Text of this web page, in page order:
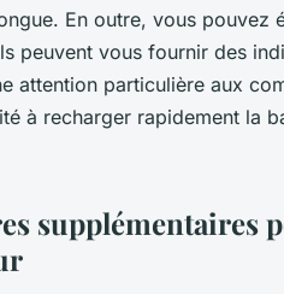
En outre, vous pouvez
peuvent vous fournir des
attention particulière aux
à recharger rapidement la